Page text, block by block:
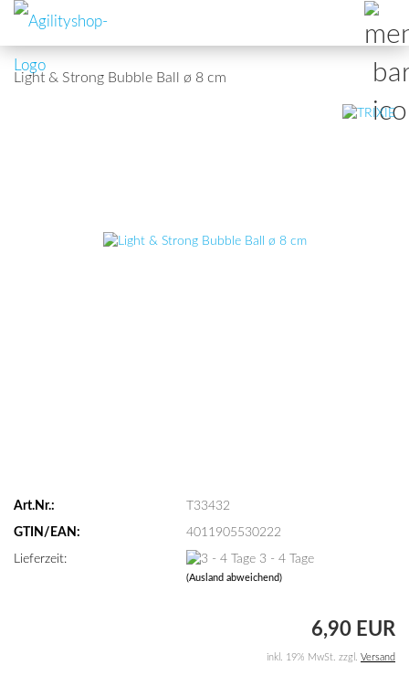
Light & Strong Bubble Ball ø 8 cm
Art.Nr.: T33432
GTIN/EAN: 4011905530222
Lieferzeit: 3 - 4 Tage
(Ausland abweichend)
6,90 EUR
inkl. 19% MwSt. zzgl. Versand